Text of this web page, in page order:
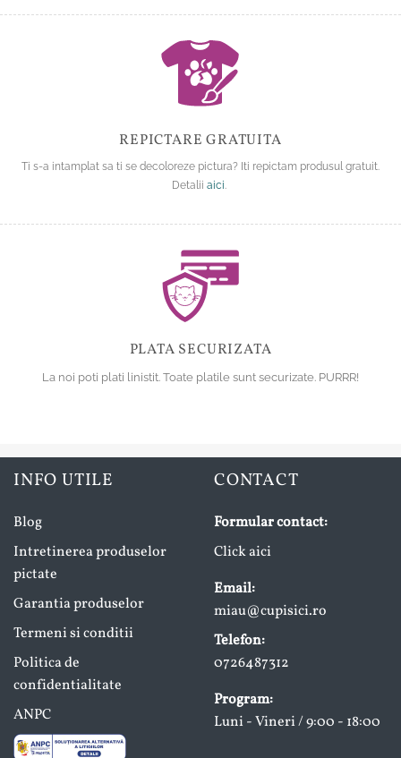
REPICTARE GRATUITA
Ti s-a intamplat sa ti se decoloreze pictura? Iti repictam produsul gratuit.
Detalii aici.
PLATA SECURIZATA
La noi poti plati linistit. Toate platile sunt securizate. PURRR!
INFO UTILE
Blog
Intretinerea produselor
pictate
Garantia produselor
Termeni si conditii
Politica de
confidentialitate
ANPC
CONTACT
Formular contact:
Click aici
Email:
miau@cupisici.ro
Telefon:
0726487312
Program:
Luni - Vineri / 9:00 - 18:00